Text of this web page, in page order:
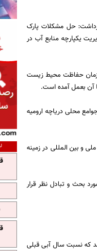
حل مشکلات پارک
یکپارچه منابع آب در
حفاظت محیط زیست
آن بعمل آمده است.
محلی دریاچه ارومیه
و بین المللی در زمینه
بحث و تبادل نظر قرار
حوزه آبخیز 2.1 میلیارد متر مکعب وارد شد که نسبت سال آبی قبلی